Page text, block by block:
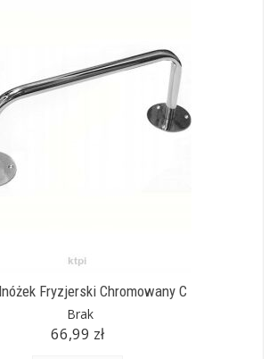
Fryzjerski Chromowany C
Brak
66,99 zł